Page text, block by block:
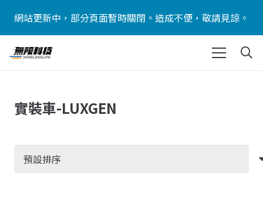
網站更新中，部分頁面暫時關閉。造成不便，敬請見諒。
實裝車-LUXGEN